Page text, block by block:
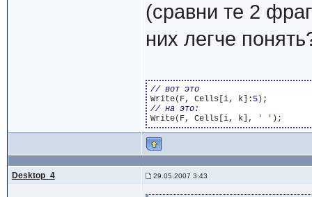
(сравни те 2
них легче
// вот это
Write(F, Cells[i, k]: 5
Write(F, Cells[i, k],
' '
Desktop_4 29.05.2007 3:43